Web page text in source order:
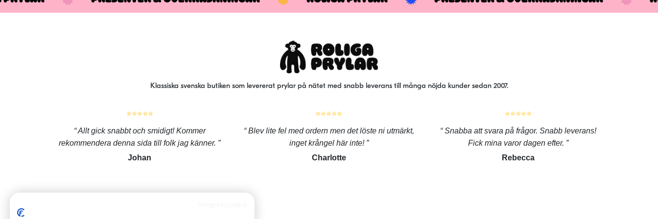
Klassiska svenska butiken som levererat prylar på nätet med snabb leverans till många nöjda kunder sedan 2007.
⭐⭐⭐⭐⭐
Allt gick snabbt och smidigt! Kommer
rekommendera denna sida till folk jag känner.
Johan
⭐⭐⭐⭐⭐
Blev lite fel med ordern men det löste ni utmärkt,
inget krångel här inte!
Charlotte
⭐⭐⭐⭐⭐
Snabba att svara på frågor. Snabb leverans!
Fick mina varor dagen efter.
Rebecca